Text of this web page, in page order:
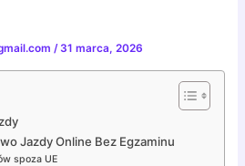
/ 31 marca, 2026
Jazdy Online Bez Egzaminu
spoza UE